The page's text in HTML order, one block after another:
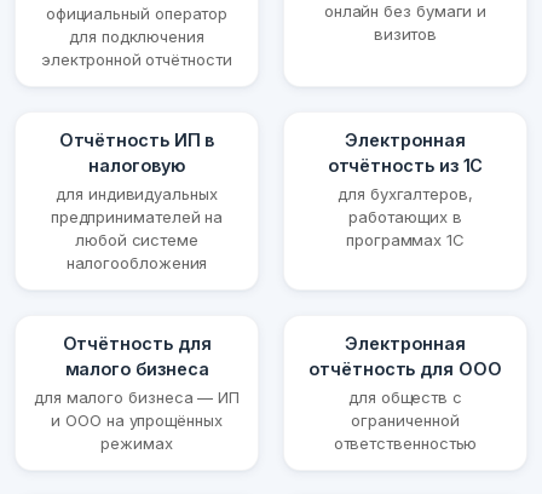
официальный оператор
для подключения
электронной отчётности
онлайн без бумаги и
визитов
Отчётность ИП в
налоговую
для индивидуальных
предпринимателей на
любой системе
налогообложения
Электронная
отчётность из 1С
для бухгалтеров,
работающих в
программах 1С
Отчётность для
малого бизнеса
для малого бизнеса — ИП
и ООО на упрощённых
режимах
Электронная
отчётность для ООО
для обществ с
ограниченной
ответственностью